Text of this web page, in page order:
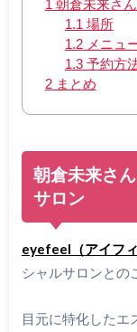
1 朝倉未来さ
1.1 場所
1.2メニュ
1.3予約方
2まとめ
朝倉未来さ
サロン
eyefeel（アイフィ
シャルサロンとの
目元に特化したエ